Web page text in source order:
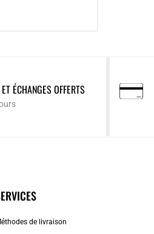
ÉCHANGES OFFERTS
de livraison